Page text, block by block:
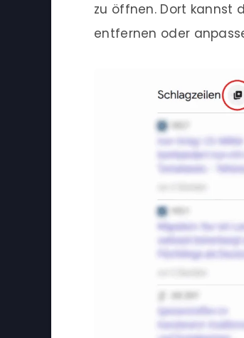
zu öffnen. Dort kannst
entfernen oder